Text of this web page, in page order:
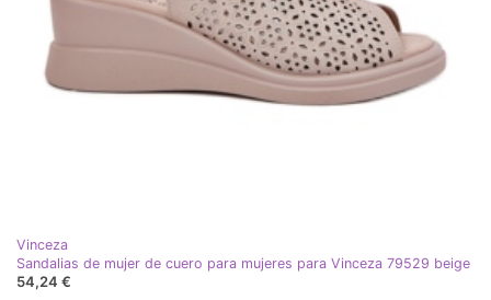
Vinceza
Sandalias de mujer de cuero para mujeres para Vinceza 79529 beige
54,24 €